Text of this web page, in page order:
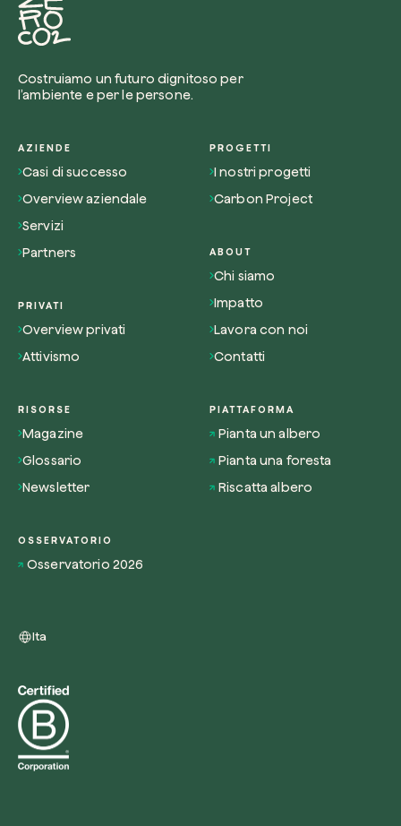
Costruiamo un futuro dignitoso per
l’ambiente e per le persone.
AZIENDE
Casi di successo
Overview aziendale
Servizi
Partners
PRIVATI
Overview privati
Attivismo
PROGETTI
I nostri progetti
Carbon Project
ABOUT
Chi siamo
Impatto
Lavora con noi
Contatti
RISORSE
Magazine
Glossario
Newsletter
OSSERVATORIO
Osservatorio 2026
PIATTAFORMA
Pianta un albero
Pianta una foresta
Riscatta albero
Ita